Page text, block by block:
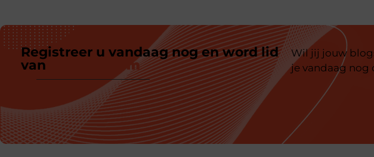
Registreer u vandaag nog en word lid
van
ons platform
Wil jij jouw
je vandaag nog